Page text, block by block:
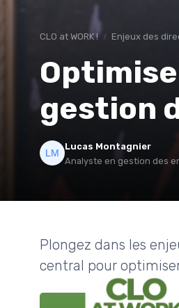
CLO at WORK ! Enjeux des
gestion
Lucas Montagnier
Analyste en gestion des
Plongez dans les
central pour